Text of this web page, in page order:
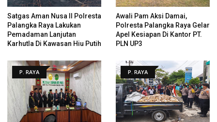
Satgas Aman Nusa II Polresta
Palangka Raya Lakukan
Pemadaman Lanjutan
Karhutla Di Kawasan Hiu Putih
Awali Pam Aksi Damai,
Polresta Palangka Raya Gelar
Apel Kesiapan Di Kantor PT.
PLN UP3
P. RAYA P. RAYA